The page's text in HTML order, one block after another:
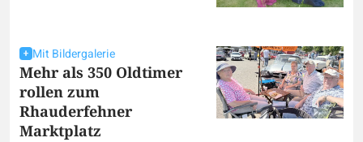
Mit Bildergalerie
Mehr als 350 Oldtimer
rollen zum
Rhauderfehner
Marktplatz